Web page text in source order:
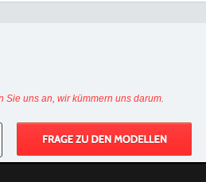
Sie uns an, wir kümmern uns darum.